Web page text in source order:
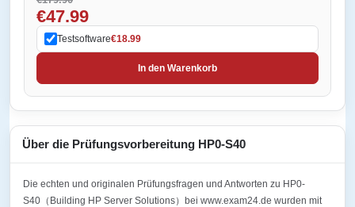
€47.99
Testsoftware€18.99
In den Warenkorb
Über die Prüfungsvorbereitung HP0-S40
Die echten und originalen Prüfungsfragen und Antworten zu HP0-
S40（Building HP Server Solutions）bei www.exam24.de wurden mit